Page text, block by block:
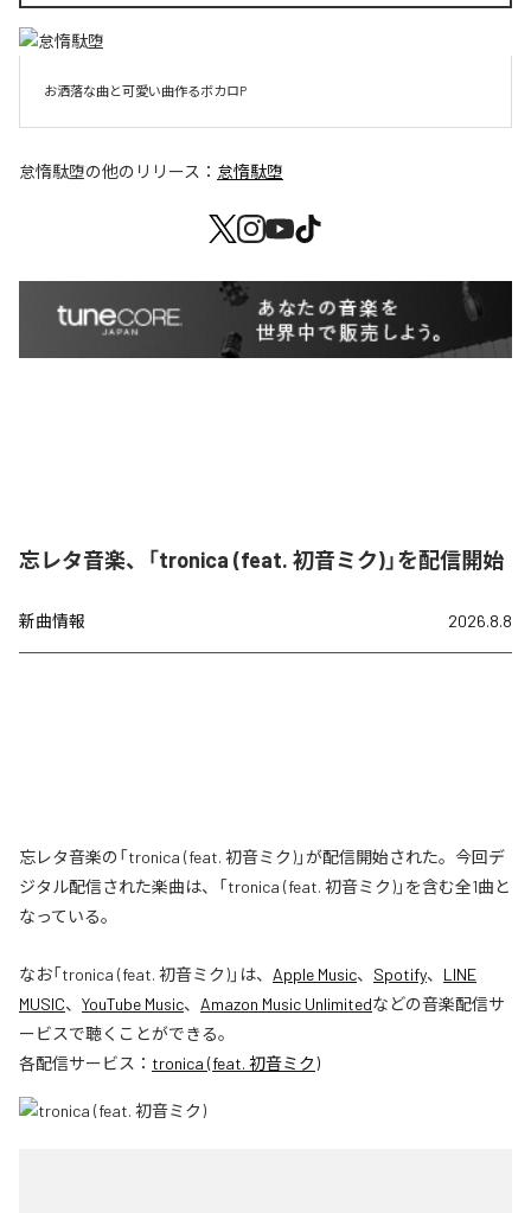
お洒落な曲と可愛い曲作るボカロP
怠惰駄堕の他のリリース： 怠惰駄堕
忘レタ音楽、「tronica (feat. 初音ミク)」を配信開始
新曲情報 2026.8.8
忘レタ音楽の「tronica (feat. 初音ミク)」が配信開始された。今回デ
ジタル配信された楽曲は、「tronica (feat. 初音ミク)」を含む全1曲と
なっている。
なお「tronica (feat. 初音ミク)」は、 Apple Music、 Spotify、 LINE
MUSIC、 YouTube Music、 Amazon Music Unlimitedなどの音楽配信サ
ービスで聴くことができる。
各配信サービス： tronica (feat. 初音ミク)